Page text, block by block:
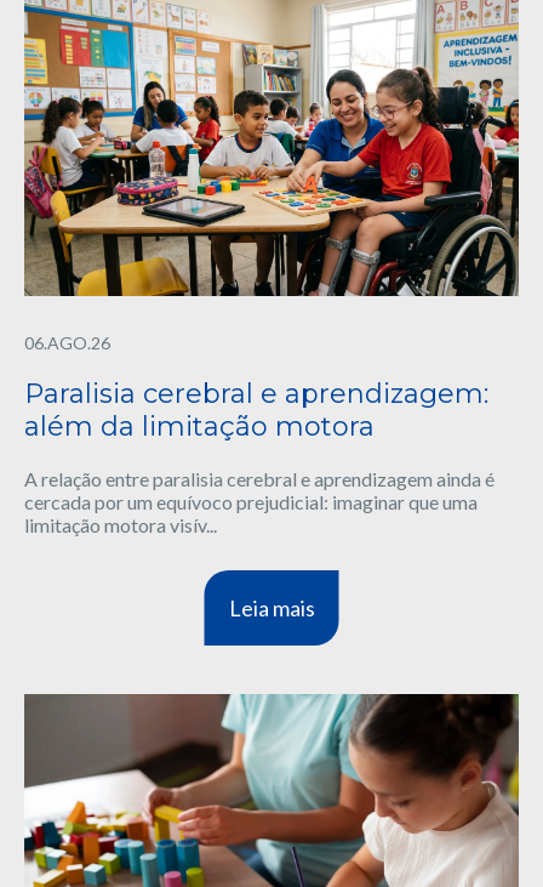
06.AGO.26
Paralisia cerebral e aprendizagem:
além da limitação motora
A relação entre paralisia cerebral e aprendizagem ainda é
cercada por um equívoco prejudicial: imaginar que uma
limitação motora visív...
Leia mais